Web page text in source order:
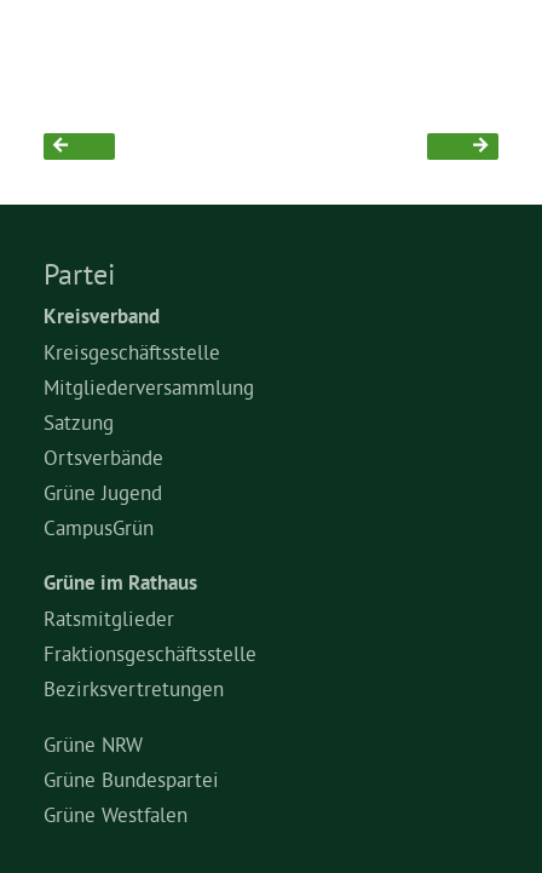
Aktiv werden
Termine
Arbeitsgruppen
Mitglied werden
Kommunalpolitik
Engagement-Sprechstunde
Grüne Jugend
CampusGrün
Aktuelles
Partei
Kreisverband
Kreisgeschäftsstelle
Mitgliederversammlung
Satzung
Ortsverbände
Grüne Jugend
CampusGrün
Grüne im Rathaus
Ratsmitglieder
Fraktionsgeschäftsstelle
Bezirksvertretungen
Grüne NRW
Grüne Bundespartei
Grüne Westfalen